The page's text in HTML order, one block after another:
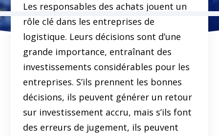
Les responsables des achats jouent un
rôle clé dans les entreprises de
logistique. Leurs décisions sont d’une
grande importance, entraînant des
investissements considérables pour les
entreprises. S’ils prennent les bonnes
décisions, ils peuvent générer un retour
sur investissement accru, mais s’ils font
des erreurs de jugement, ils peuvent